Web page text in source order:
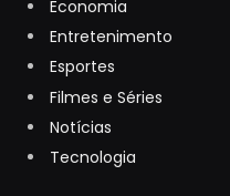
Economia
Entretenimento
Esportes
Filmes e Séries
Notícias
Tecnologia